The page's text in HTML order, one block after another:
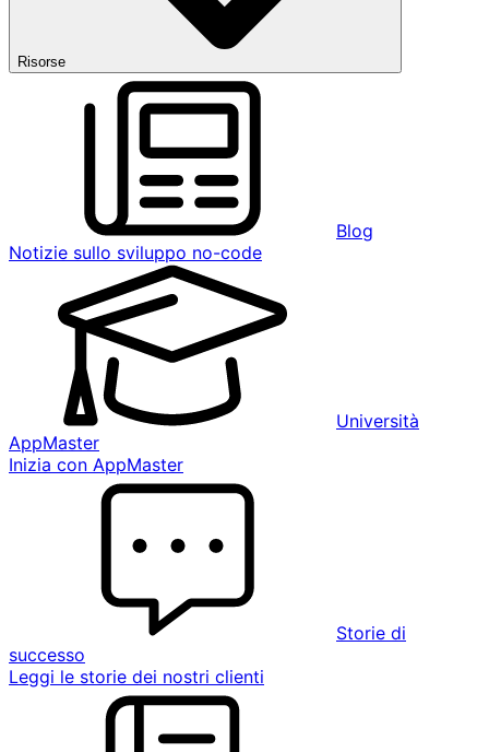
Risorse
Blog
Notizie sullo sviluppo no-code
Università
AppMaster
Inizia con AppMaster
Storie di
successo
Leggi le storie dei nostri clienti